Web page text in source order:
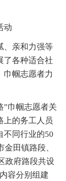
动
、亲和力强等
了各种适合社
巾帼志愿者力
”巾帼志愿者关
上的务工人员
不同行业的50
田镇路段、
政府路段共设
容分别组建